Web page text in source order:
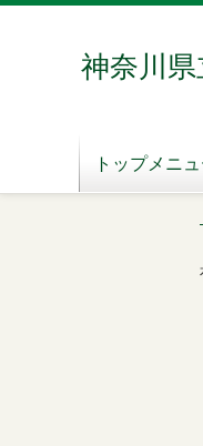
神奈川
トップメニ